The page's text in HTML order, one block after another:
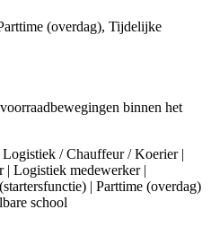
(overdag), Tijdelijke
binnen het
Logistiek / Chauffeur / Koerier |
| Logistiek medewerker |
| Parttime (overdag)
school